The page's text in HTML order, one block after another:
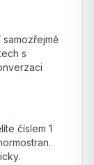
samozřejmě
s
číslem 1